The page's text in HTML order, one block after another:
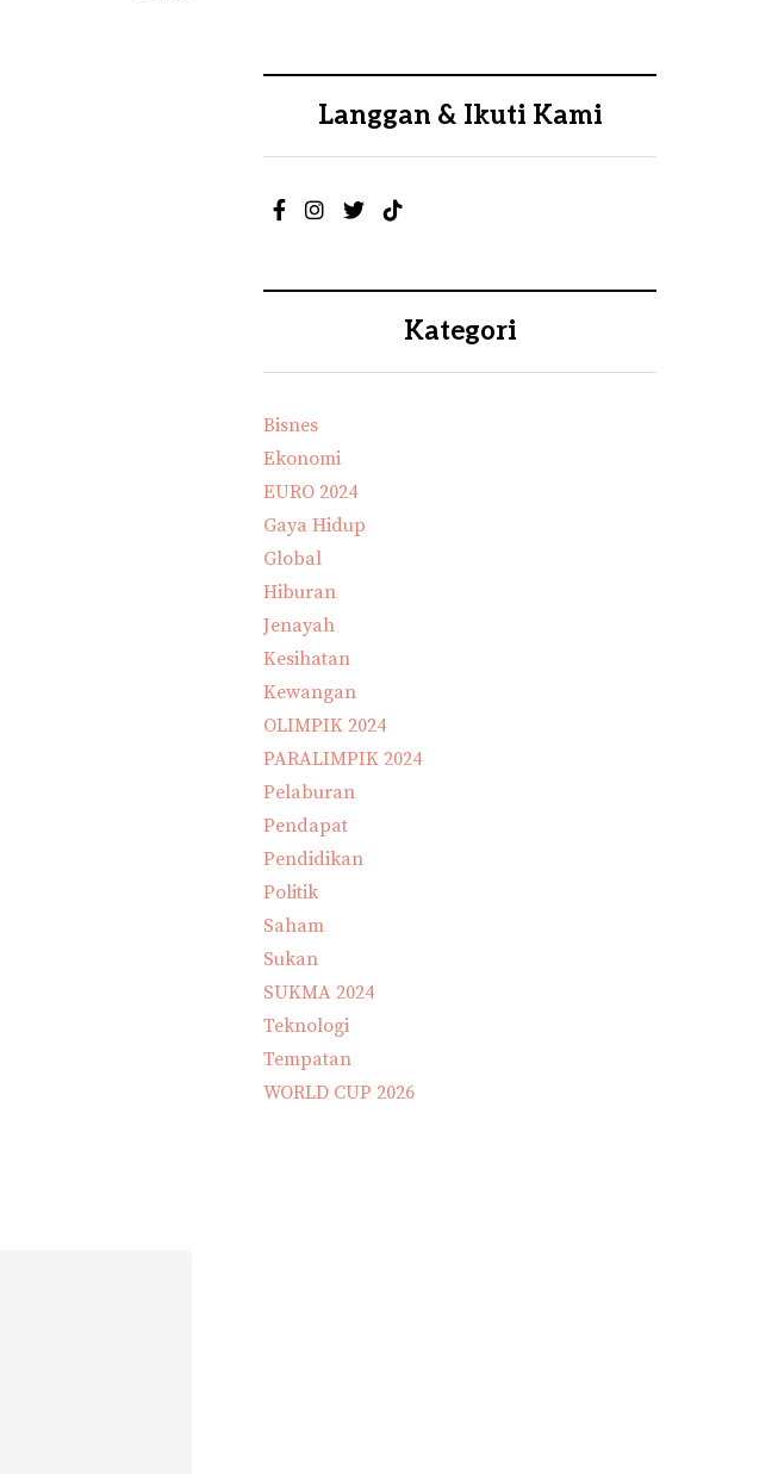
Langgan & Ikuti Kami
Kategori
Bisnes
Ekonomi
EURO 2024
Gaya Hidup
Global
Hiburan
Jenayah
Kesihatan
Kewangan
OLIMPIK 2024
PARALIMPIK 2024
Pelaburan
Pendapat
Pendidikan
Politik
Saham
Sukan
SUKMA 2024
Teknologi
Tempatan
WORLD CUP 2026